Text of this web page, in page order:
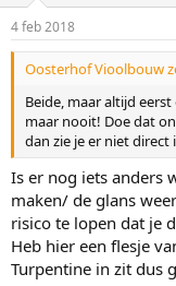
4 feb 2018
Oosterhof Vioolbouw
Beide, maar altijd
maar nooit! Doe dat
dan zie je er niet direct
Is er nog iets anders
maken/ de glans
risico te lopen dat je
Heb hier een flesje
Turpentine in zit dus